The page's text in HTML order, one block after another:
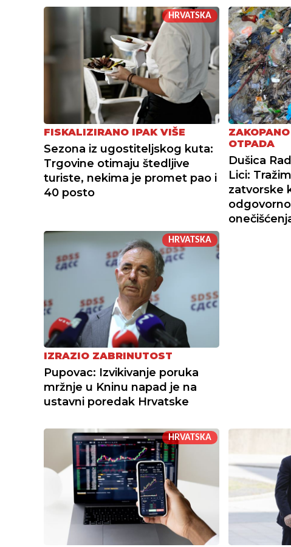
HRVATSKA
FISKALIZIRANO IPAK VIŠE
Sezona iz ugostiteljskog kuta:
Trgovine otimaju štedljive
turiste, nekima je promet pao i
40 posto
OTPADA
Dušica
Lici:
zatvorske
HRVATSKA
IZRAZIO ZABRINUTOST
Pupovac: Izvikivanje poruka
mržnje u Kninu napad je na
ustavni poredak Hrvatske
HRVATSKA